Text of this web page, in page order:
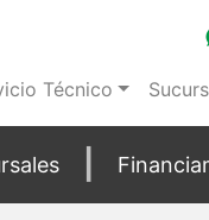
Técnico